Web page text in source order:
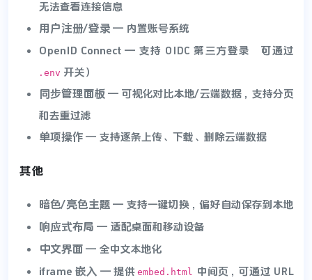
无法查看连接信息
用户注册/登录 — 内置账号系统
OpenID Connect — 支持 OIDC 第三方登录（可通过
.env 开关）
同步管理面板 — 可视化对比本地/云端数据，支持分页
和去重过滤
单项操作 — 支持逐条上传、下载、删除云端数据
其他
暗色/亮色主题 — 支持一键切换，偏好自动保存到本地
响应式布局 — 适配桌面和移动设备
中文界面 — 全中文本地化
iframe 嵌入 — 提供embed.html 中间页，可通过 URL